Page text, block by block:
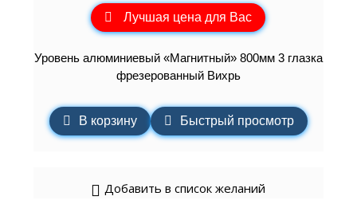
Лучшая цена для Вас
Уровень алюминиевый «Магнитный» 800мм 3 глазка
фрезерованный Вихрь
В корзину Быстрый просмотр
Добавить в список желаний